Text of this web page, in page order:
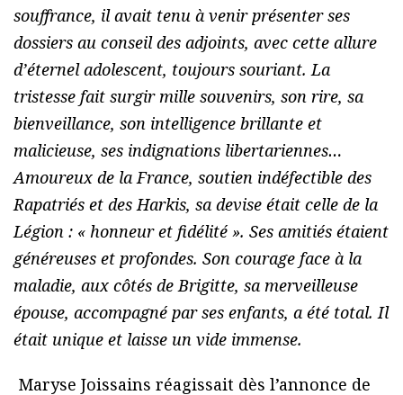
souffrance, il avait tenu à venir présenter ses
dossiers au conseil des adjoints, avec cette allure
d’éternel adolescent, toujours souriant. La
tristesse fait surgir mille souvenirs, son rire, sa
bienveillance, son intelligence brillante et
malicieuse, ses indignations libertariennes…
Amoureux de la France, soutien indéfectible des
Rapatriés et des Harkis, sa devise était celle de la
Légion : « honneur et fidélité ». Ses amitiés étaient
généreuses et profondes. Son courage face à la
maladie, aux côtés de Brigitte, sa merveilleuse
épouse, accompagné par ses enfants, a été total. Il
était unique et laisse un vide immense.
Maryse Joissains réagissait dès l’annonce de